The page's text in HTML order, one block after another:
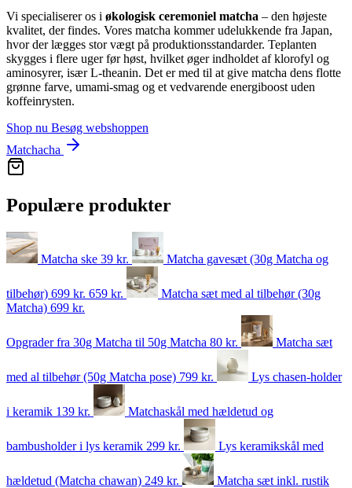
Vi specialiserer os i økologisk ceremoniel matcha – den højeste
kvalitet, der findes. Vores matcha kommer udelukkende fra Japan,
hvor der lægges stor vægt på produktionsstandarder. Teplanten
skygges i flere uger før høst, hvilket øger indholdet af klorofyl og
aminosyrer, især L-theanin. Det er med til at give matcha dens flotte
grønne farve, umami-smag og et vedvarende energiboost uden
koffeinrysten.
Shop nu Besøg webshoppen
Matchacha
Populære produkter
Matcha ske 39 kr. Matcha gavesæt (30g Matcha og
tilbehør) 699 kr. 659 kr.
Matcha sæt med al tilbehør (30g
Matcha) 699 kr.
Opgrader fra 30g Matcha til 50g Matcha 80 kr. Matcha sæt
med al tilbehør (50g Matcha pose) 799 kr. Lys chasen-holder
i keramik 139 kr. Matchaskål med hældetud og
bambusholder i lys keramik 299 kr. Lys keramikskål med
hældetud (Matcha chawan) 249 kr. Matcha sæt inkl. rustik